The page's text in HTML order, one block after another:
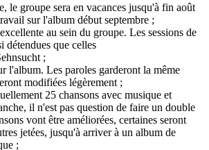
le groupe sera en vacances jusqu'à fin août
sur l'album début septembre ;
au sein du groupe. Les sessions de
détendues que celles
;
l'album. Les paroles garderont la même
modifiées légèrement ;
25 chansons avec musique et
il n'est pas question de faire un double
vont être améliorées, certaines seront
jetées, jusqu'à arriver à un album de
;